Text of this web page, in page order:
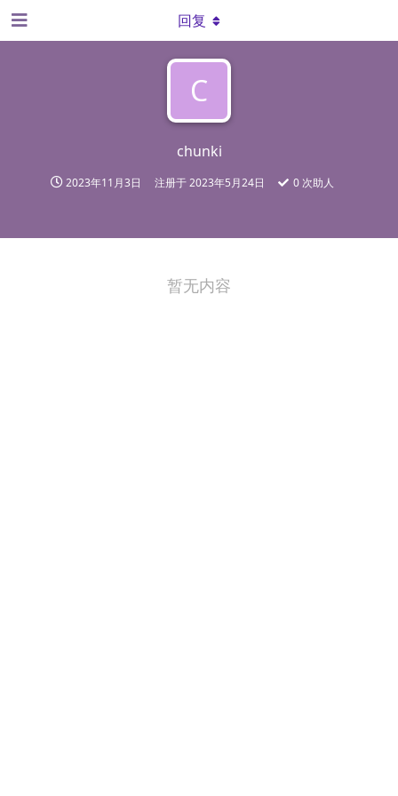
C
chunki
2023年11月3日 注册于2023年5月24日 0 次助人
回复
暂无内容